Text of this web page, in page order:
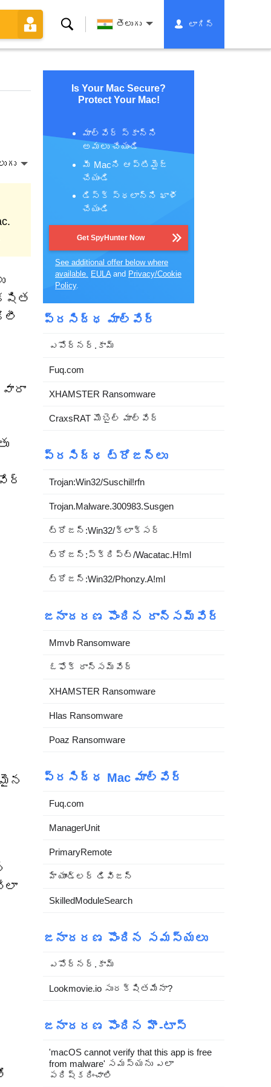
శోధన తెలుగు లాగిన్
Is Your Mac Secure?
Protect Your Mac!
మాల్వేర్ స్కాన్‌ని
అమలు చేయండి
మీ Macని ఆప్టిమైజ్
చేయండి
డిస్క్ స్థలాన్ని ఖాళీ
చేయండి
Get SpyHunter Now
See additional offer below where
available. EULAand Privacy/Cookie
Policy.
ప్రసిద్ధ మాల్వేర్
ఎపోర్నర్.కామ్
Fuq.com
XHAMSTER Ransomware
CraxsRAT మొబైల్ మాల్వేర్
ప్రసిద్ధ ట్రోజన్లు
Trojan:Win32/Suschil!rfn
Trojan.Malware.300983.Susgen
ట్రోజన్:Win32/క్లాక్సర్
ట్రోజన్:స్క్రిప్ట్/Wacatac.H!ml
ట్రోజన్:Win32/Phonzy.A!ml
జనాదరణ పొందిన రాన్సమ్‌వేర్
Mmvb Ransomware
ఓఫోక్ రాన్సమ్‌వేర్
XHAMSTER Ransomware
Hlas Ransomware
Poaz Ransomware
ప్రసిద్ధ Mac మాల్వేర్
Fuq.com
ManagerUnit
PrimaryRemote
హ్యాండ్లర్ డివిజన్
SkilledModuleSearch
జనాదరణ పొందిన సమస్యలు
ఎపోర్నర్.కామ్
Lookmovie.io సురక్షితమేనా?
జనాదరణ పొందిన హౌ-టాస్
'macOS cannot verify that this app is free
from malware' సమస్యను ఎలా
పరిష్కరించాలి